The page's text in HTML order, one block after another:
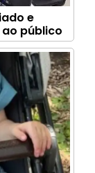
e
público